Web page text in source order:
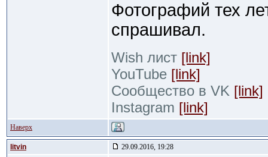
Фотографий тех
спрашивал.
Wish лист [link]
YouTube [link]
Сообщество в VK [link]
Instagram [link]
Наверх
litvin 29.09.2016, 19:28